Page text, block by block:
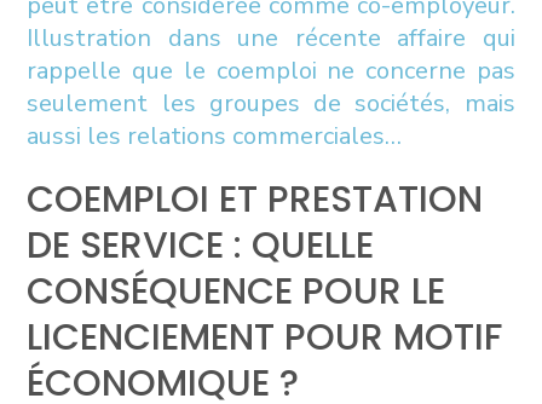
Illustration dans une récente affaire qui
rappelle que le coemploi ne concerne pas
seulement les groupes de sociétés, mais
aussi les relations commerciales…
COEMPLOI ET PRESTATION
DE SERVICE : QUELLE
CONSÉQUENCE POUR LE
LICENCIEMENT POUR MOTIF
ÉCONOMIQUE ?